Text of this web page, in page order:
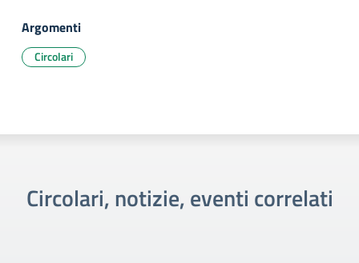
Argomenti
Circolari
Circolari, notizie, eventi correlati